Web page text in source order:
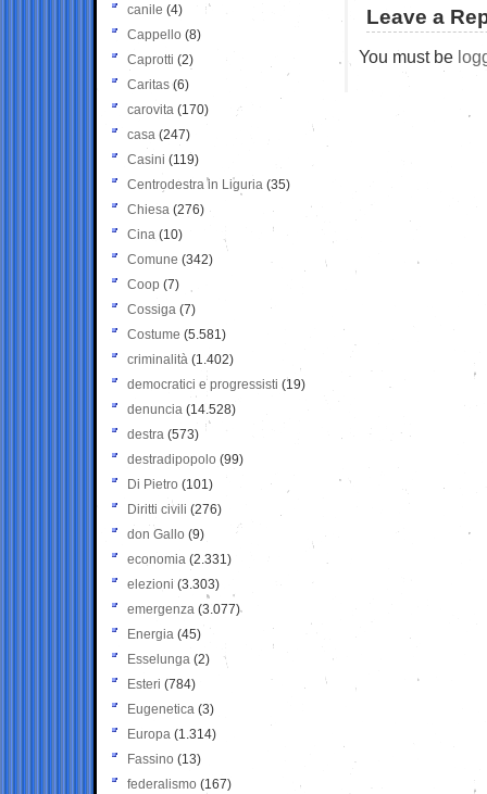
Leave a
You must be
canile (4)
Cappello (8)
Caprotti (2)
Caritas (6)
carovita (170)
casa (247)
Casini (119)
Centrodestra in Liguria (35)
Chiesa (276)
Cina (10)
Comune (342)
Coop (7)
Cossiga (7)
Costume (5.581)
criminalità (1.402)
democratici e progressisti (19)
denuncia (14.528)
destra (573)
destradipopolo (99)
Di Pietro (101)
Diritti civili (276)
don Gallo (9)
economia (2.331)
elezioni (3.303)
emergenza (3.077)
Energia (45)
Esselunga (2)
Esteri (784)
Eugenetica (3)
Europa (1.314)
Fassino (13)
federalismo (167)